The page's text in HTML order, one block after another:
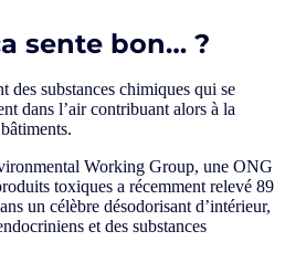
sente bon… ?
des substances chimiques qui se
dans l’air contribuant alors à la
Working Group, une ONG
toxiques a récemment relevé 89
un célèbre désodorisant d’intérieur,
et des substances